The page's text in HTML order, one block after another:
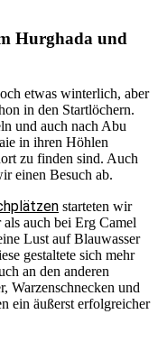
Hurghada und
etwas winterlich, aber
in den Startlöchern.
und auch nach Abu
in ihren Höhlen
zu finden sind. Auch
einen Besuch ab.
starteten wir
auch bei Erg Camel
Lust auf Blauwasser
gestaltete sich mehr
an den anderen
Warzenschnecken und
ein äußerst erfolgreicher